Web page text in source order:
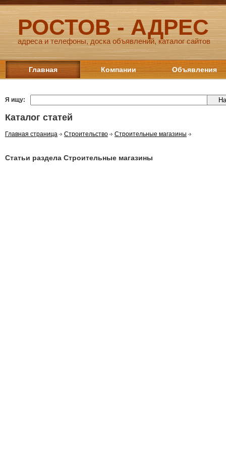
РОСТОВ - АДРЕС
адреса и телефоны, доска объявлений, каталог сайтов
Главная Компании Объявления
Я ищу:
Каталог статей
Главная страница Строительство Строительные магазины
Статьи раздела Строительные магазины